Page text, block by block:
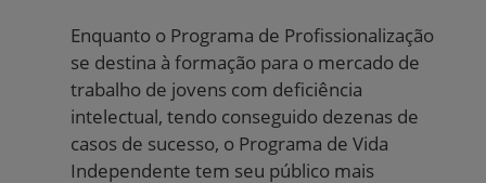
Enquanto o Programa de Profissionalização
se destina à formação para o mercado de
trabalho de jovens com deficiência
intelectual, tendo conseguido dezenas de
casos de sucesso, o Programa de Vida
Independente tem seu público mais